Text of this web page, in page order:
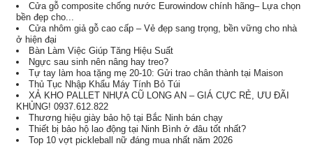
Cửa gỗ composite chống nước Eurowindow chính hãng– Lựa chọn
bền đẹp cho...
Cửa nhôm giả gỗ cao cấp – Vẻ đẹp sang trọng, bền vững cho nhà
ở hiện đại
Bàn Làm Việc Giúp Tăng Hiệu Suất
Ngực sau sinh nên nâng hay treo?
Tự tay làm hoa tặng mẹ 20-10: Gửi trao chân thành tại Maison
Thủ Tục Nhập Khẩu Máy Tính Bỏ Túi
XẢ KHO PALLET NHỰA CŨ LONG AN – GIÁ CỰC RẺ, ƯU ĐÃI
KHỦNG! 0937.612.822
Thương hiệu giày bảo hộ tại Bắc Ninh bán chạy
Thiết bị bảo hộ lao động tại Ninh Bình ở đâu tốt nhất?
Top 10 vợt pickleball nữ đáng mua nhất năm 2026